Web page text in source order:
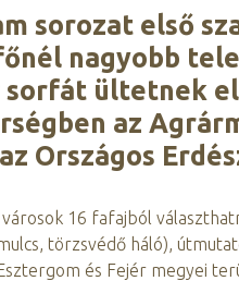
sorozat első
nagyobb
ültetnek el
az
Országos
16 fafajból
törzsvédő háló),
és Fejér megyei